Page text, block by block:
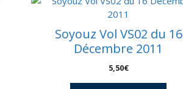
Soyouz Vol VS02 du 16
Décembre 2011
5,50€